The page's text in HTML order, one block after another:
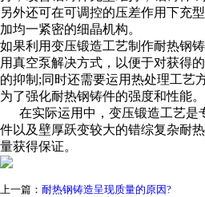
另外还可在可调控的压差作用下充
加均一紧密的细晶机构。
如果利用变压锻造工艺制作耐热钢
用真空泵解决方式，以便于对获得
的抑制;同时还需要运用热处理工艺
为了强化耐热钢铸件的强度和性能。
在实际运用中，变压锻造工艺是
件以及壁厚跃变较大的错综复杂耐
量获得保证。
上一篇： 耐热钢铸造呈现质量的原因?